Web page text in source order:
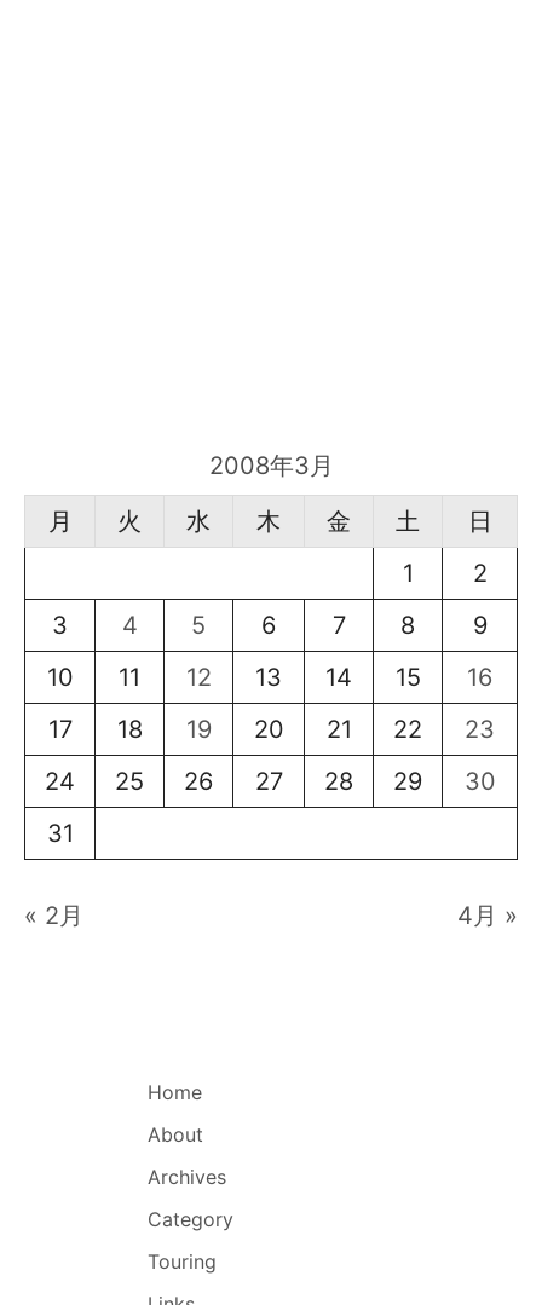
2008年3月
月
火 水 木 金 土
日
1
2
3
4 5 6 7 8
9
10
11 12 13 14 15
16
17
18 19 20 21 22
23
24
25 26 27 28 29
30
31
« 2月 4月 »
Home
About
Archives
Category
Touring